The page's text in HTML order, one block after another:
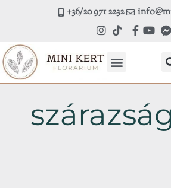
+36/20 971 2232